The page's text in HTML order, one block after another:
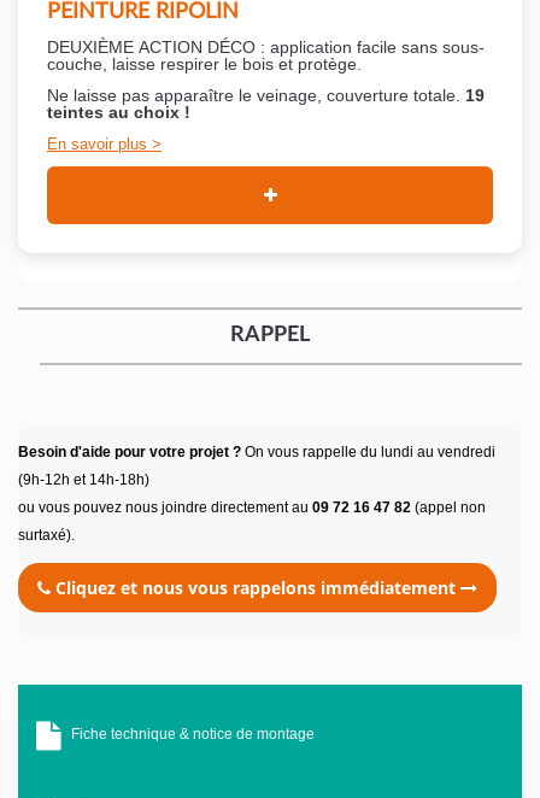
PEINTURE RIPOLIN
DEUXIÈME ACTION DÉCO : application facile sans sous-
couche, laisse respirer le bois et protège.
Ne laisse pas apparaître le veinage, couverture totale. 19
teintes au choix !
En savoir plus
RAPPEL
Besoin d'aide pour votre projet ? On vous rappelle du lundi au vendredi
(9h-12h et 14h-18h)
ou vous pouvez nous joindre directement au 09 72 16 47 82 (appel non
surtaxé).
Cliquez et nous vous rappelons immédiatement
Fiche technique & notice de montage